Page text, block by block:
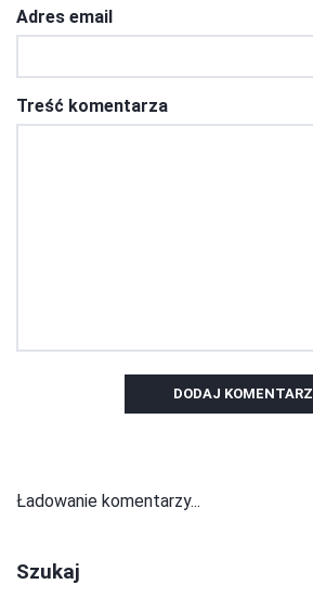
Adres email
Treść komentarza
DODAJ KOMENTARZ
Ładowanie komentarzy...
Szukaj